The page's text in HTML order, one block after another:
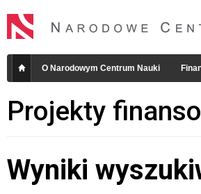
O Narodowym Centrum Nauki
Projekty
Wyniki